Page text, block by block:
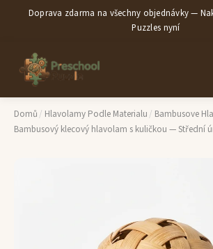
Doprava zdarma na všechny objednávky —
Puzzles nyní
Domů / Hlavolamy Podle Materialu / Bambusove
Bambusový klecový hlavolam s kuličkou — Střední